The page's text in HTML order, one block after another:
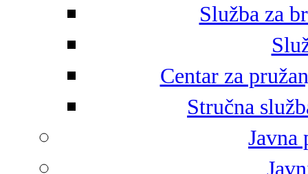
Služba za
Centar za
Stručna
Javna